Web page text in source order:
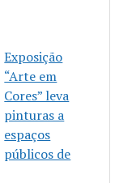
Exposição
“Arte em
Cores” leva
pinturas a
espaços
públicos de